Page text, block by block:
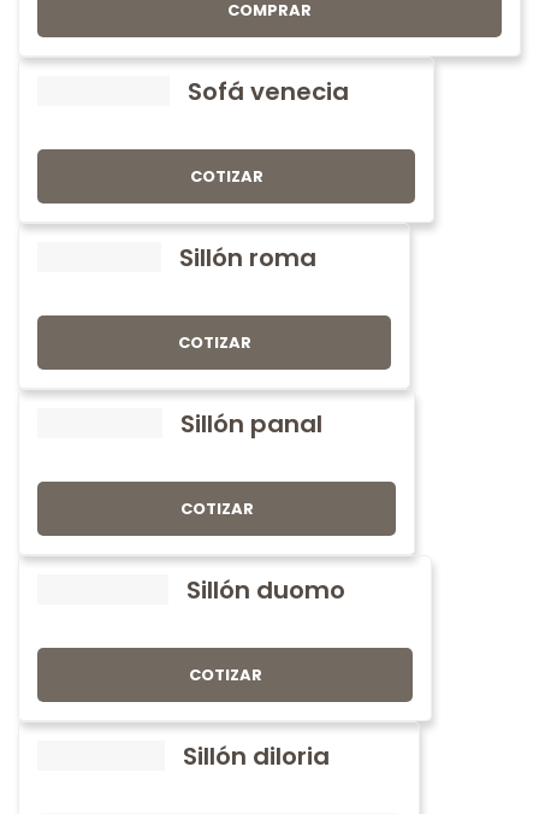
COMPRAR
Sofá venecia
COTIZAR
Sillón roma
COTIZAR
Sillón panal
COTIZAR
Sillón duomo
COTIZAR
Sillón diloria